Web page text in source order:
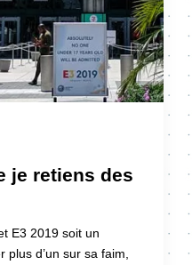
je retiens des
E3 2019 soit un
plus d’un sur sa faim,